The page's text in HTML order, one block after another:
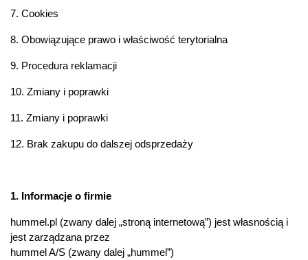
7. Cookies
8. Obowiązujące prawo i właściwość terytorialna
9. Procedura reklamacji
10. Zmiany i poprawki
11. Zmiany i poprawki
12. Brak zakupu do dalszej odsprzedaży
1. Informacje o firmie
hummel.pl (zwany dalej „stroną internetową”) jest własnością i
jest zarządzana przez
hummel A/S (zwany dalej „hummel”)